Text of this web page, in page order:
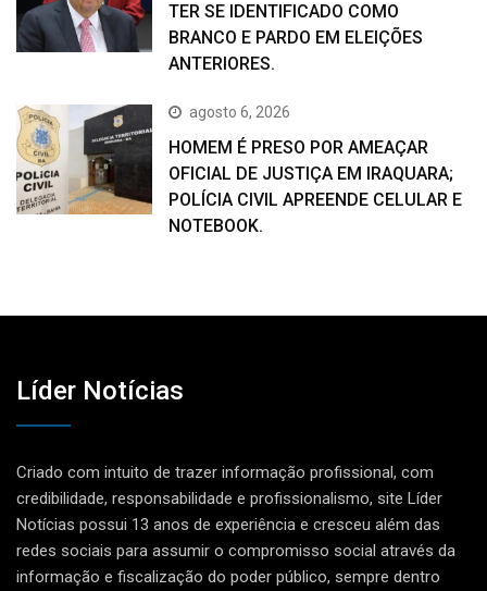
TER SE IDENTIFICADO COMO
BRANCO E PARDO EM ELEIÇÕES
ANTERIORES.
agosto 6, 2026
HOMEM É PRESO POR AMEAÇAR
OFICIAL DE JUSTIÇA EM IRAQUARA;
POLÍCIA CIVIL APREENDE CELULAR E
NOTEBOOK.
Líder Notícias
Criado com intuito de trazer informação profissional, com
credibilidade, responsabilidade e profissionalismo, site Líder
Notícias possui 13 anos de experiência e cresceu além das
redes sociais para assumir o compromisso social através da
informação e fiscalização do poder público, sempre dentro